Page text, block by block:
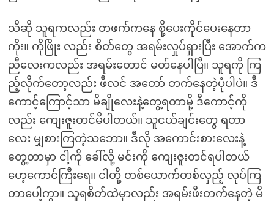
သိဆို သူရကလည်း တဖက်ကနေ စို့ပေးကိုင်ပေးနေတာ
ကိုး။ ကိုဖြိုး လည်း စိတ်တွေ အရမ်းလှုပ်ရှားပြီး အောက်က
ညီလေးကလည်း အရမ်းတောင် မတ်နေပါပြီ။ သူရကို ကြ
ည့်လိုက်တော့လည်း ဖီလင် အတော် တက်နေတဲ့ပုံပါပဲ။ ဒီ
ကောင့်ကြောင့်သာ မိချိုလေးနဲ့တွေ့ရတာမို့ ဒီကောင့်ကို
လည်း ကျေးဇူးတင်မိပါတယ်။ သူငယ်ချင်းတွေ ရတာ
လေး မျှစားကြတဲ့သဘော။ ဒီလို အကောင်းစားလေးနဲ့
တွေ့တာမှာ ငါ့ကို ခေါ်လို့ မင်းကို ကျေးဇူးတင်ရပါတယ်
ဟေ့ကောင်ကြီးရေ။ ငါတို့ တစ်ယောက်တစ်လှည့် လုပ်ကြ
တာပေါ့ကွာ။ သူရစိတ်ထဲမှာလည်း အရမ်းဖီးတက်နေတဲ့ မိ